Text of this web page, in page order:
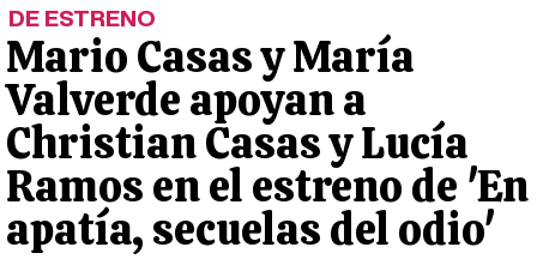
DE ESTRENO
Mario Casas y María
Valverde apoyan a
Christian Casas y Lucía
Ramos en el estreno de 'En
apatía, secuelas del odio'